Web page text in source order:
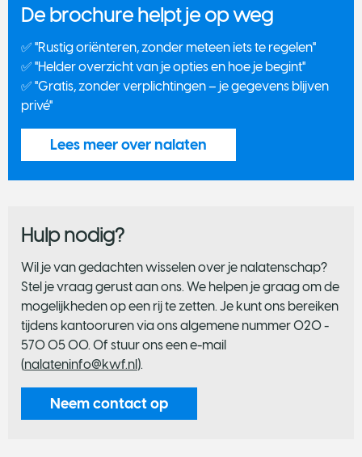
De brochure helpt je op weg
✅ "Rustig oriënteren, zonder meteen iets te regelen"
✅ "Helder overzicht van je opties en hoe je begint"
✅ "Gratis, zonder verplichtingen – je gegevens blijven
privé"
Lees meer over nalaten
Hulp nodig?
Wil je van gedachten wisselen over je nalatenschap?
Stel je vraag gerust aan ons. We helpen je graag om de
mogelijkheden op een rij te zetten. Je kunt ons bereiken
tijdens kantooruren via ons algemene nummer 020 -
570 05 00. Of stuur ons een e-mail
(nalateninfo@kwf.nl).
Neem contact op